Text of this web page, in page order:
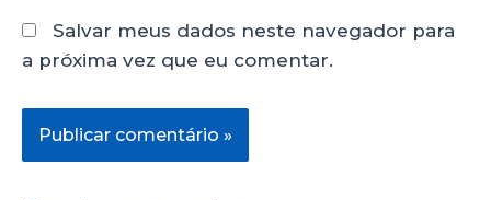
Salvar meus dados neste navegador para
a próxima vez que eu comentar.